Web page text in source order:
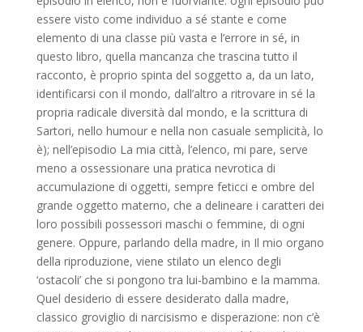
essere visto come individuo a sé stante e come
elemento di una classe più vasta e l’errore in sé, in
questo libro, quella mancanza che trascina tutto il
racconto, è proprio spinta del soggetto a, da un lato,
identificarsi con il mondo, dall’altro a ritrovare in sé la
propria radicale diversità dal mondo, e la scrittura di
Sartori, nello humour e nella non casuale semplicità, lo
è); nell’episodio La mia città, l’elenco, mi pare, serve
meno a ossessionare una pratica nevrotica di
accumulazione di oggetti, sempre feticci e ombre del
grande oggetto materno, che a delineare i caratteri dei
loro possibili possessori maschi o femmine, di ogni
genere. Oppure, parlando della madre, in Il mio organo
della riproduzione, viene stilato un elenco degli
‘ostacoli’ che si pongono tra lui-bambino e la mamma.
Quel desiderio di essere desiderato dalla madre,
classico groviglio di narcisismo e disperazione: non c’è